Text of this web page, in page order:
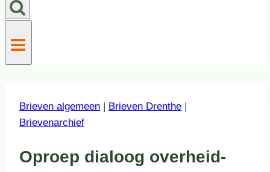
Brieven algemeen Brieven Drenthe
Brievenarchief
Oproep dialoog overheid-